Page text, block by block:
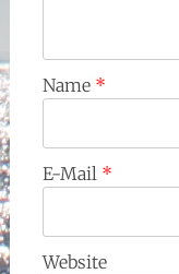
Name *
E-Mail *
Website